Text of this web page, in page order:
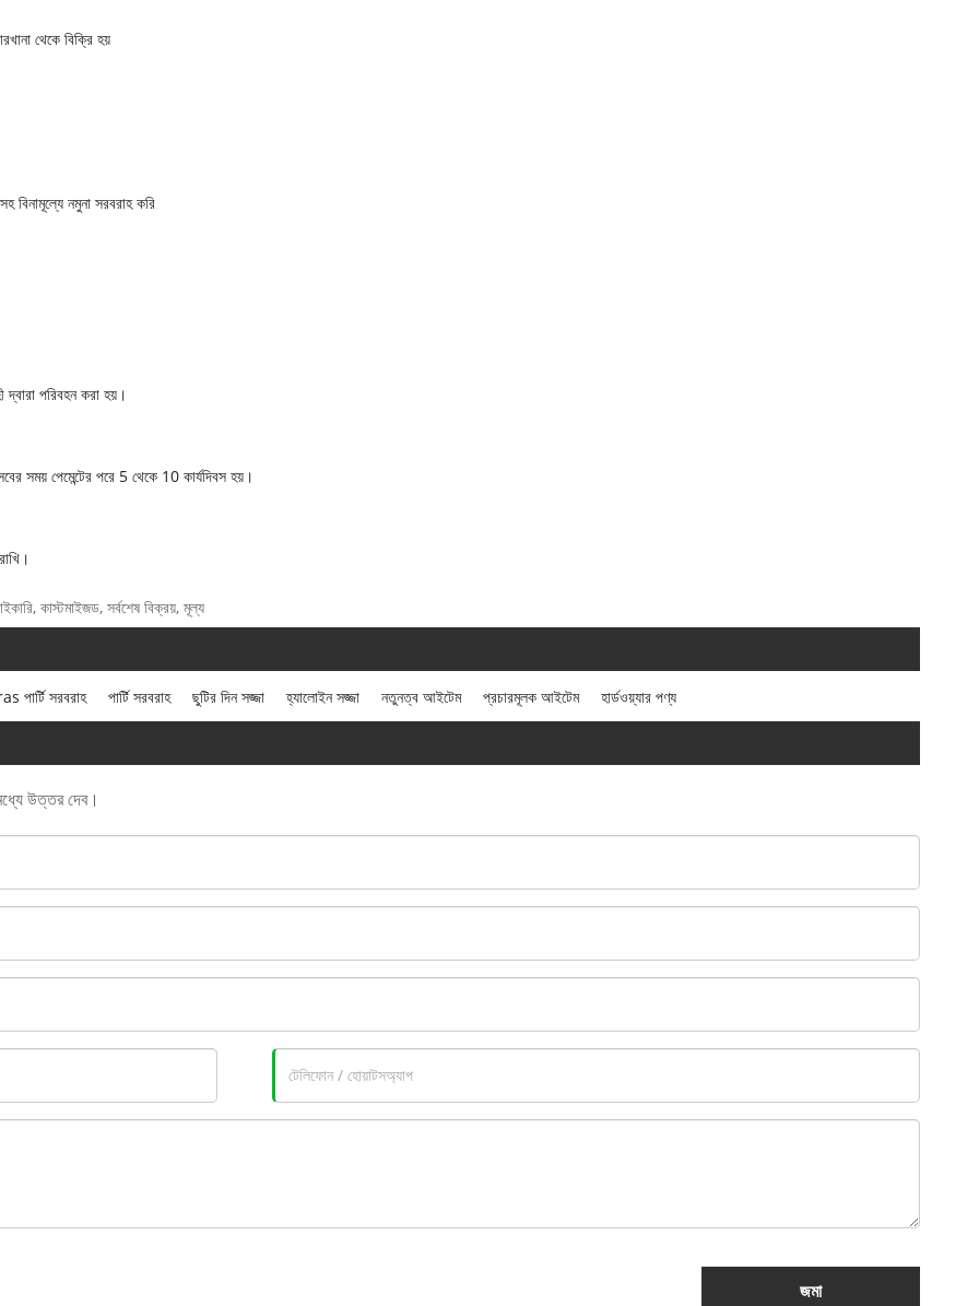
থেকে বিক্রি হয়
নমুনা সরবরাহ করি
পরিবহন করা হয়।
সময় পেমেন্টের পরে 5 থেকে 10 কার্যদিবস হয়।
কাস্টমাইজড, সর্বশেষ বিক্রয়, মূল্য
সরবরাহ পার্টি সরবরাহ ছুটির দিন সজ্জা হ্যালোইন সজ্জা নতুনত্ব আইটেম প্রচারমূলক আইটেম হার্ডওয়্যার পণ্য
উত্তর দেব।
জমা